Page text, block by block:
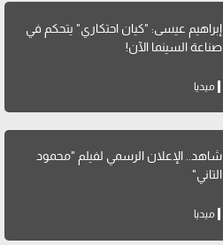
إبراهيم عيسى: "كيان احتكاري" يتحكم في
صناعة السينما الآن!
ميديا
شاهد.. الإعلان الرسمي لفيلم "محمود
التاني"
ميديا